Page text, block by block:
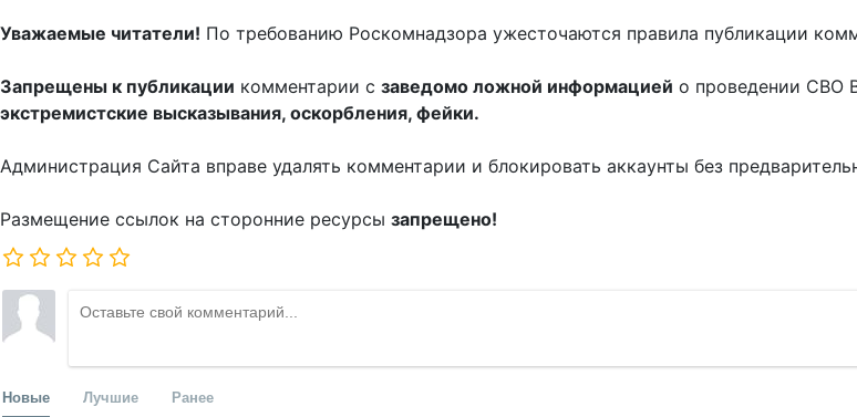
Уважаемые читатели! По требованию Роскомнадзора ужесточаются правила публикации
Запрещены к публикации комментарии с заведомо ложной информацией о проведении СВО
экстремистские высказывания, оскорбления, фейки.
Администрация Сайта вправе удалять комментарии и блокировать аккаунты без
Размещение ссылок на сторонние ресурсы запрещено!
Новые Лучшие Ранее